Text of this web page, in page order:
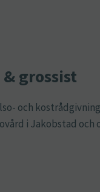
grossist
och
i Jakobstad och